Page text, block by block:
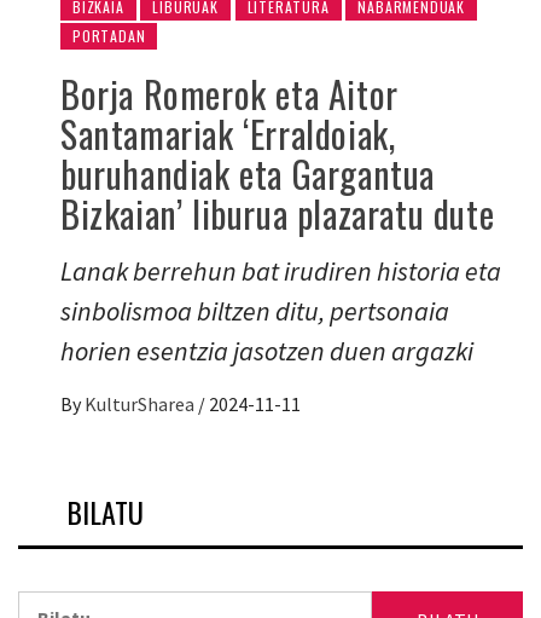
BIZKAIA LIBURUAK LITERATURA
NABARMENDUAK
PORTADAN
Borja Romerok eta Aitor
Santamariak ‘Erraldoiak,
buruhandiak eta Gargantua
Bizkaian’ liburua plazaratu dute
Lanak berrehun bat irudiren historia eta
sinbolismoa biltzen ditu, pertsonaia
horien esentzia jasotzen duen argazki
By KulturSharea / 2024-11-11
BILATU